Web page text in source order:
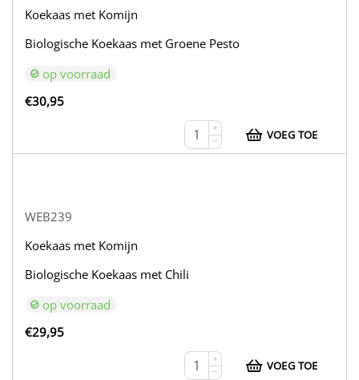
Koekaas met Komijn
Biologische Koekaas met Groene Pesto
op voorraad
€30,95
+
−
VOEG TOE
WEB239
Koekaas met Komijn
Biologische Koekaas met Chili
op voorraad
€29,95
+
−
VOEG TOE